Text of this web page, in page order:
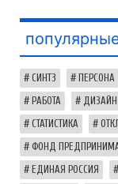
СИНТЗ ПЕРСОНА
РАБОТА
СТАТИСТИКА
ФОНД
ЕДИНАЯ РОССИЯ